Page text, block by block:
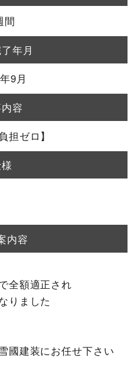
間
年月
9月
容
担ゼロ】
内容
全額適正され
りました
國建装にお任せ下さい